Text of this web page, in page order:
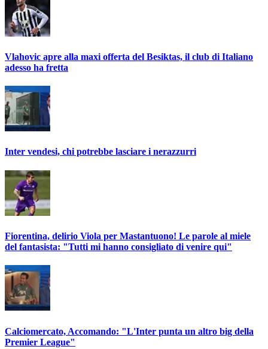
Vlahovic apre alla maxi offerta del Besiktas, il club di Italiano
adesso ha fretta
Inter vendesi, chi potrebbe lasciare i nerazzurri
Fiorentina, delirio Viola per Mastantuono! Le parole al miele
del fantasista: "Tutti mi hanno consigliato di venire qui"
Calciomercato, Accomando: "L'Inter punta un altro big della
Premier League"